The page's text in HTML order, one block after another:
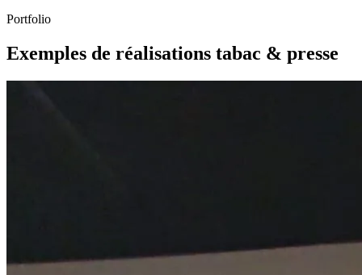
Portfolio
Exemples de réalisations tabac & presse